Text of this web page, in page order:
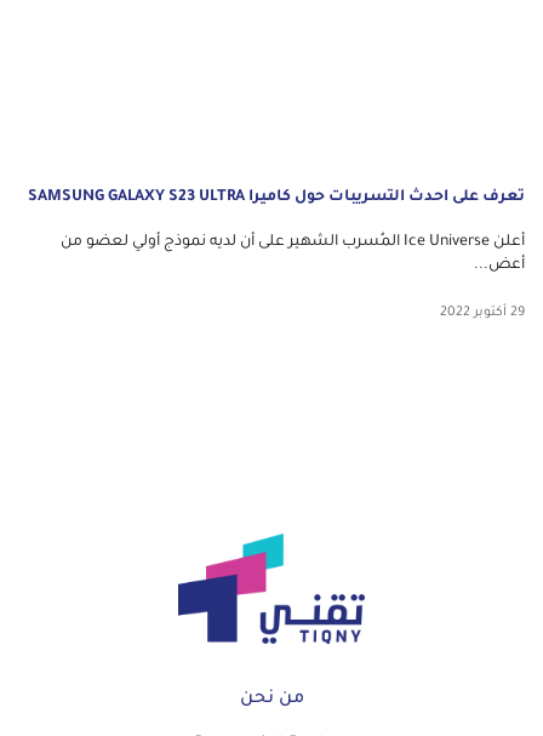
تعرف على احدث التسريبات حول كاميرا SAMSUNG GALAXY S23 ULTRA
أعلن Ice Universe المُسرب الشهير على أن لديه نموذج أولي لعضو من
أعض...
29 أكتوبر 2022
من نحن